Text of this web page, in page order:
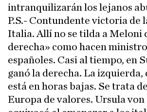
intranquilizarán los lejanos
P.S.- Contundente victoria de
Italia. Allí no se tilda a Meloni
derecha» como hacen
españoles. Casi al tiempo, en
ganó la derecha. La
está en horas bajas. Se trata
Europa de valores. Ursula von